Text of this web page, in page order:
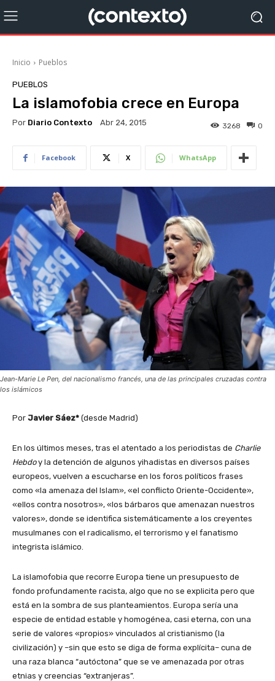
Inicio Pueblos
PUEBLOS
La islamofobia crece en Europa
Por Diario Contexto Abr 24, 2015 0
3268
Facebook X WhatsApp
Jean-Marie Le Pen, del nacionalismo francés, una de las principales cruzadas contra
los islámicos
Por Javier Sáez* (desde Madrid)
En los últimos meses, tras el atentado a los periodistas de Charlie
Hebdoy la detención de algunos yihadistas en diversos países
europeos, vuelven a escucharse en los foros políticos frases
como «la amenaza del Islam», «el conflicto Oriente-Occidente»,
«ellos contra nosotros», «los bárbaros que amenazan nuestros
valores», donde se identifica sistemáticamente a los creyentes
musulmanes con el radicalismo, el terrorismo y el fanatismo
integrista islámico.
La islamofobia que recorre Europa tiene un presupuesto de
fondo profundamente racista, algo que no se explicita pero que
está en la sombra de sus planteamientos. Europa sería una
especie de entidad estable y homogénea, casi eterna, con una
serie de valores «propios» vinculados al cristianismo (la
civilización) y –sin que esto se diga de forma explícita– cuna de
una raza blanca “autóctona” que se ve amenazada por otras
etnias y creencias “extranjeras”.